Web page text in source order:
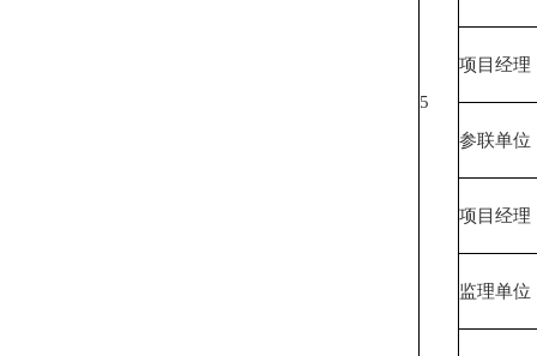
5
项目经理
参联单位
项目经理
监理单位